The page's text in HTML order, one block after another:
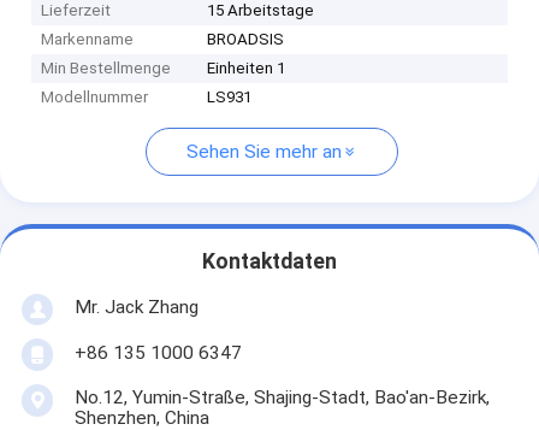
Lieferzeit
15 Arbeitstage
Markenname
BROADSIS
Min Bestellmenge
Einheiten 1
Modellnummer
LS931
Sehen Sie mehr an
Kontaktdaten
Mr. Jack Zhang
+86 135 1000 6347
No.12, Yumin-Straße, Shajing-Stadt, Bao'an-Bezirk,
Shenzhen, China